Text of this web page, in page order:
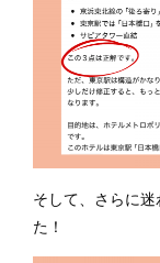
そして、さらに
た！